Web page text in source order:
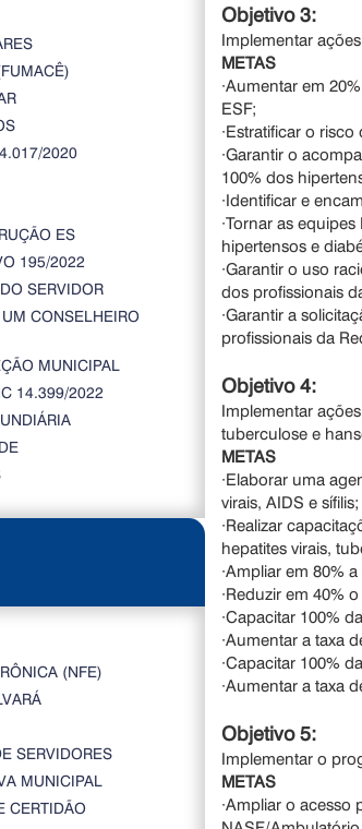
2020
ES
195/2022
SERVIDOR
CONSELHEIRO
MUNICIPAL
14.399/2022
(NFE)
SERVIDORES
MUNICIPAL
CERTIDÃO
Objetivo 3:
Implementar
METAS
·Aumentar em
ESF;
·Estratificar o
·Garantir o
100% dos
·Identificar e
·Tornar as
hipertensos e
·Garantir o uso
dos profissionais
·Garantir a
profissionais da
Objetivo 4:
Implementar
tuberculose e
METAS
·Elaborar uma
virais, AIDS e sífilis;
·Realizar
hepatites virais,
·Ampliar em 80%
·Reduzir em 40%
·Capacitar 100%
·Aumentar a taxa
·Capacitar 100%
·Aumentar a taxa
Objetivo 5:
Implementar o
METAS
·Ampliar o